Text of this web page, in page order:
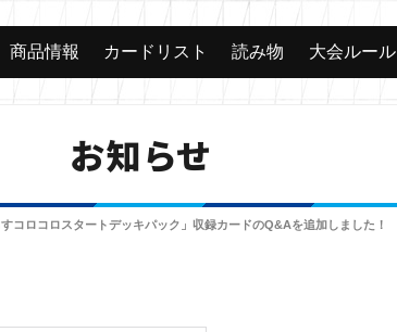
商品情報 カードリスト 読み物 大会ルール
お知らせ
コロコロスタートデッキパック」収録カードのQ&Aを追加しました！